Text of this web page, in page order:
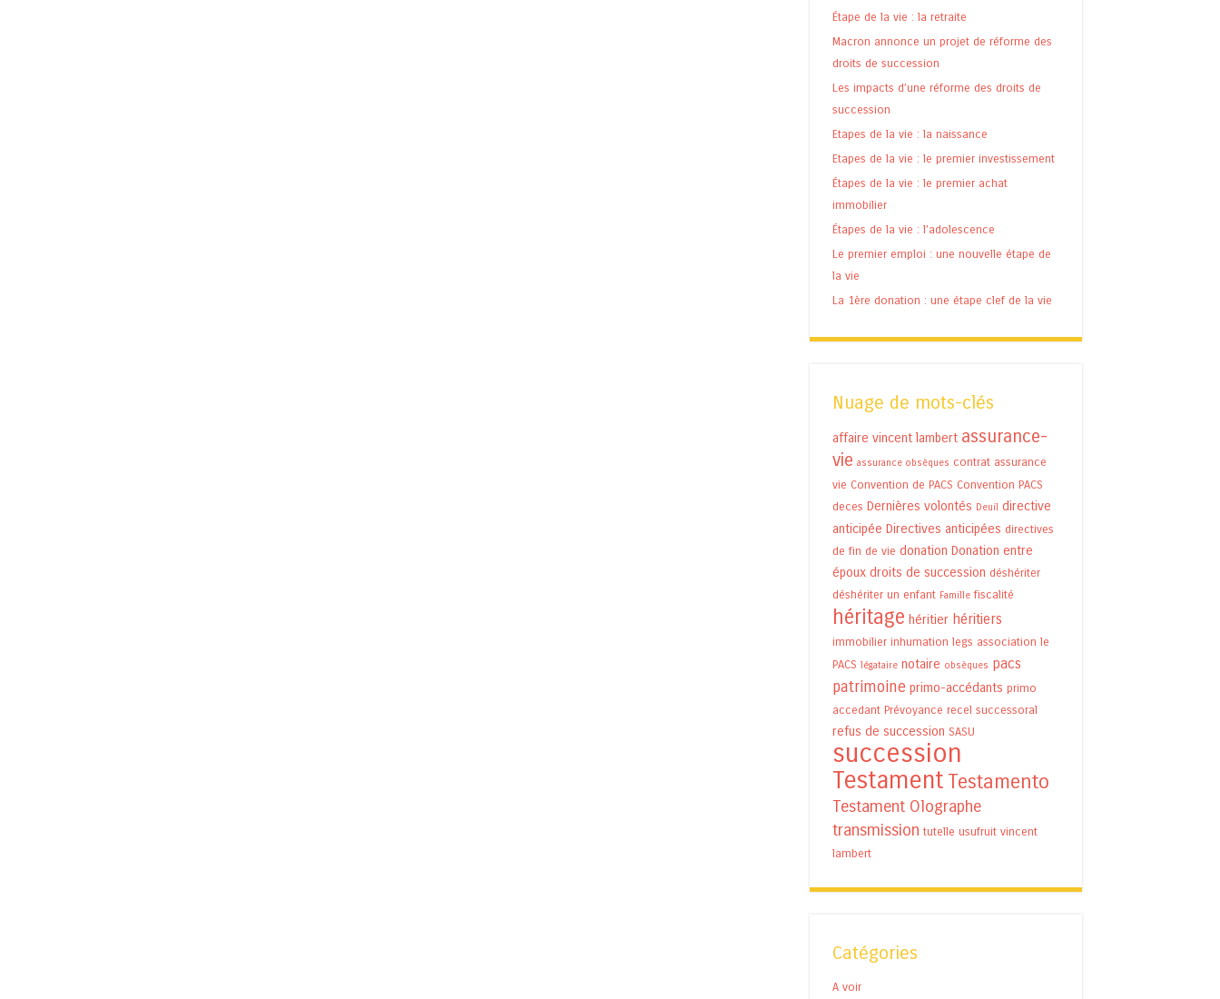
Étape de la vie : la retraite
Macron annonce un projet de réforme des
droits de succession
Les impacts d’une réforme des droits de
succession
Etapes de la vie : la naissance
Etapes de la vie : le premier investissement
Étapes de la vie : le premier achat
immobilier
Étapes de la vie : l’adolescence
Le premier emploi : une nouvelle étape de
la vie
La 1ère donation : une étape clef de la vie
Nuage de mots-clés
affaire vincent lambert assurance-
vie assurance obsèques contrat assurance
vie Convention de PACS Convention PACS
deces Dernières volontés Deuil directive
anticipée Directives anticipées directives
de fin de vie donation Donation entre
époux droits de succession déshériter
déshériter un enfant Famille fiscalité
héritage héritier héritiers
immobilier inhumation legs association le
PACS légataire notaire obsèques pacs
patrimoine primo-accédants primo
accedant Prévoyance recel successoral
refus de succession SASU
succession
Testament Testamento
Testament Olographe
transmission tutelle usufruit vincent
lambert
Catégories
A voir